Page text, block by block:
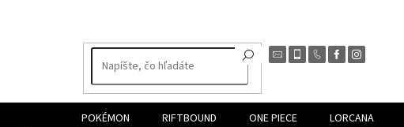
POKÉMON RIFTBOUND ONE PIECE LORCANA